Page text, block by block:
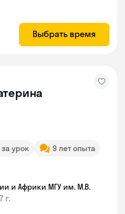
Выбрать время
за урок
9 лет опыта
и Африки МГУ им. М.В.
г.